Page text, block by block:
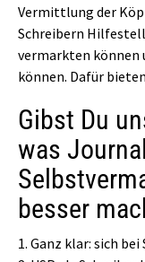
Vermittlung der
Schreibern
vermarkten können
können. Dafür
Gibst Du
was
besser
1. Ganz klar: sich